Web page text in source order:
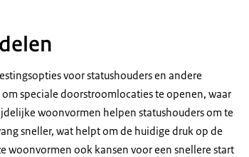
voor statushouders en andere
speciale doorstroomlocaties te openen, waar
woonvormen helpen statushouders om te
sneller, wat helpt om de huidige druk op de
woonvormen ook kansen voor een snellere start